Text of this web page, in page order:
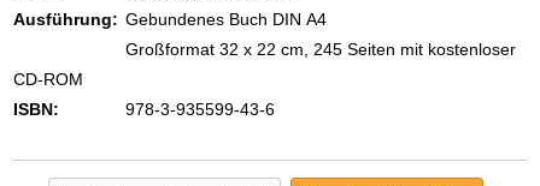
Zeigen Sie mit der Maus hierhin, um
Ausführung: Gebundenes Buch DIN A4
Großformat 32 x 22 cm, 245 Seiten mit kostenloser
CD-ROM
ISBN:
978-3-935599-43-6